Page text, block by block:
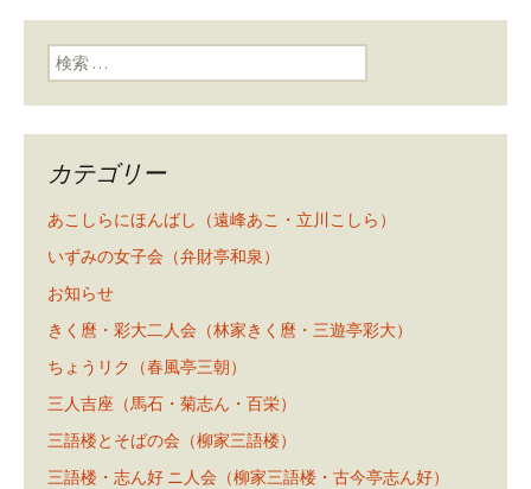
検索:
カテゴリー
あこしらにほんばし（遠峰あこ・立川こしら）
いずみの女子会（弁財亭和泉）
お知らせ
きく麿・彩大二人会（林家きく麿・三遊亭彩大）
ちょうリク（春風亭三朝）
三人吉座（馬石・菊志ん・百栄）
三語楼とそばの会（柳家三語楼）
三語楼・志ん好 ニ人会（柳家三語楼・古今亭志ん好）